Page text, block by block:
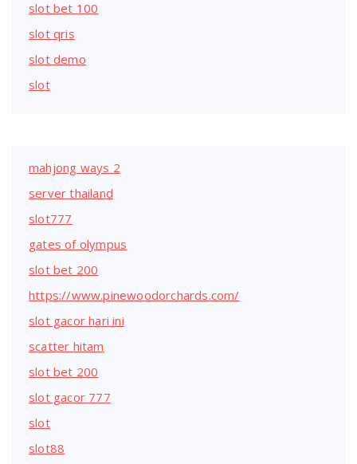
slot bet 100
slot qris
slot demo
slot
mahjong ways 2
server thailand
slot777
gates of olympus
slot bet 200
https://www.pinewoodorchards.com/
slot gacor hari ini
scatter hitam
slot bet 200
slot gacor 777
slot
slot88